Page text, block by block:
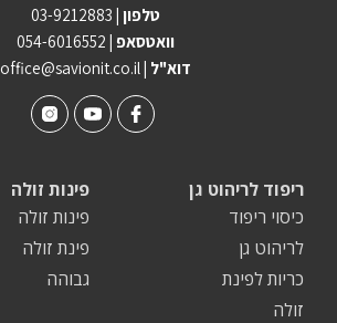
טלפון | 03-9212883
וואטסאפ | 054-6016552
office@savionit.co.il | דוא"ל
פינות זולה
פינות זולה
פינת זולה
גבוהה
ריפוד לריהוט גן
כיסוי ריפוד
לריהוט גן
כריות לפינת
זולה